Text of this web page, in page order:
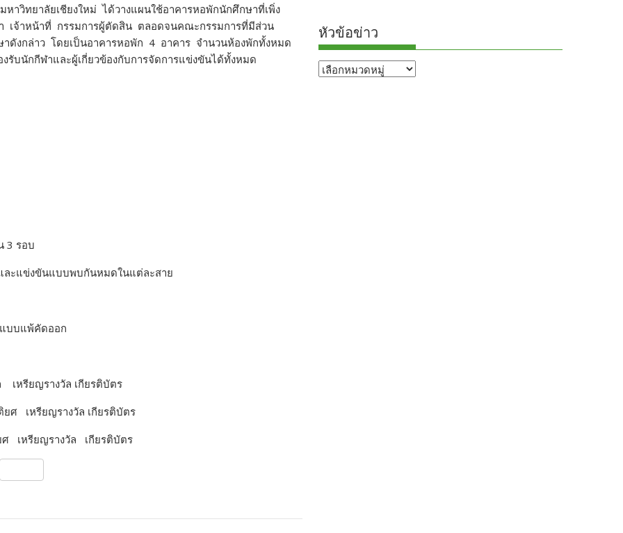
มหาวิทยาลัยเชียงใหม่ ได้วางแผนใช้อาคารหอพักนักศึกษาที่เพิ่ง
เจ้าหน้าที่ กรรมการผู้ตัดสิน ตลอดจนคณะกรรมการที่มีส่วน
ดังกล่าว โดยเป็นอาคารหอพัก 4 อาคาร จำนวนห้องพักทั้งหมด
บนักกีฬาและผู้เกี่ยวข้องกับการจัดการแข่งขันได้ทั้งหมด
3 รอบ
ละแข่งขันแบบพบกันหมดในแต่ละสาย
แบบแพ้คัดออก
เหรียญรางวัล เกียรติบัตร
ยศ เหรียญรางวัล เกียรติบัตร
ศ เหรียญรางวัล เกียรติบัตร
หัวข้อข่าว
หัวข้อ